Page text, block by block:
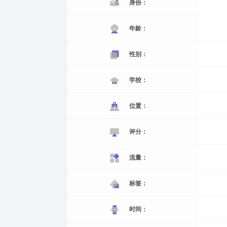
身份：
年龄：
性别：
学校：
位置：
评分：
流量：
标签：
时间：